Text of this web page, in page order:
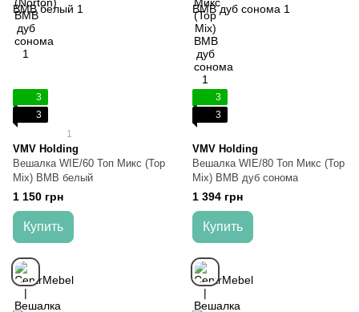
3
3
1
VMV Holding
Вешалка WIE/60 Топ Микс (Top
Mix) ВМВ белый
1 150 грн
Купить
3
3
VMV Holding
Вешалка WIE/80 Топ Микс (Top
Mix) ВМВ дуб сонома
1 394 грн
Купить